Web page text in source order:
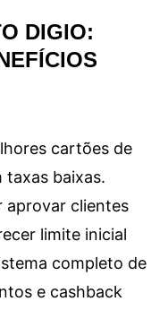
DIGIO:
cartões de
taxas baixas.
aprovar clientes
limite inicial
completo de
e cashback